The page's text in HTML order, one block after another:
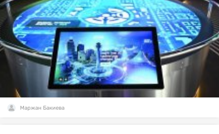
Маржан Бакиева